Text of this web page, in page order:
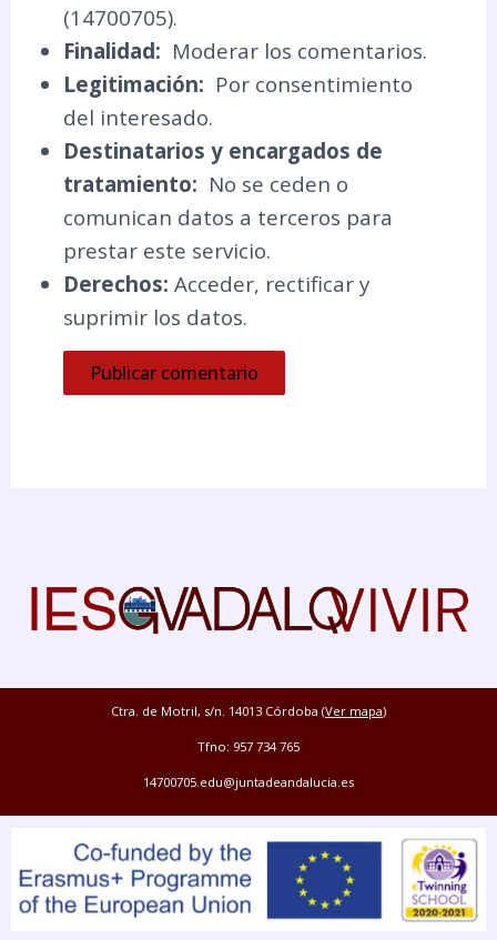
(14700705).
Finalidad: Moderar los comentarios.
Legitimación: Por consentimiento
del interesado.
Destinatarios y encargados de
tratamiento: No se ceden o
comunican datos a terceros para
prestar este servicio.
Derechos: Acceder, rectificar y
suprimir los datos.
Ctra. de Motril, s/n. 14013 Córdoba (Ver mapa)
Tfno: 957 734 765
14700705.edu@juntadeandalucia.es